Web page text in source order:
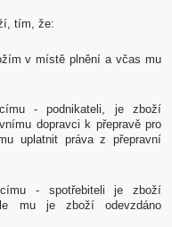
tím, že:
v místě plnění a včas mu
- podnikateli, je zboží
dopravci k přepravě pro
uplatnit práva z přepravní
- spotřebiteli je zboží
mu je zboží odevzdáno